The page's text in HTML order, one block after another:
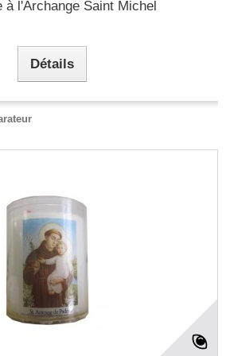
à l'Archange Saint Michel
Détails